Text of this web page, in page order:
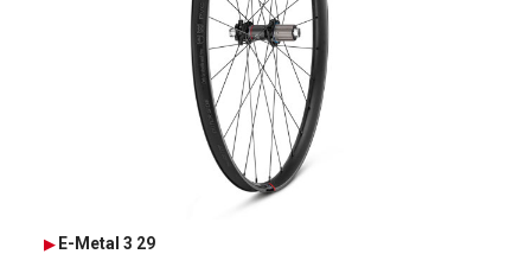
E-Metal 3 29